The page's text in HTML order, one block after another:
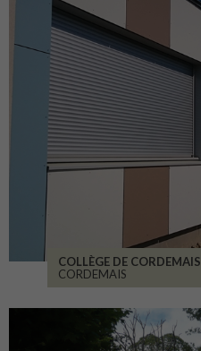
COLLÈGE DE CORDEMAIS
CORDEMAIS